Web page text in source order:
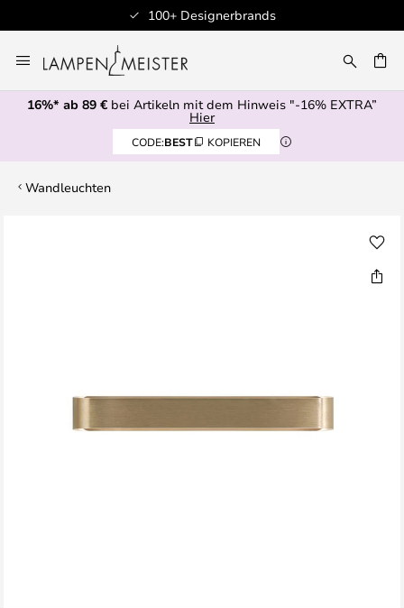
100+ Designerbrands
Inhalt
springen
16%* ab 89 € bei Artikeln mit dem Hinweis "-16% EXTRA”
Hier
CODE:BEST KOPIEREN
Wandleuchten